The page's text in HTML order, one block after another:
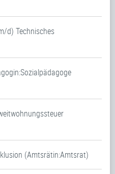
d) Technisches
(Amtsrätin:Amtsrat)